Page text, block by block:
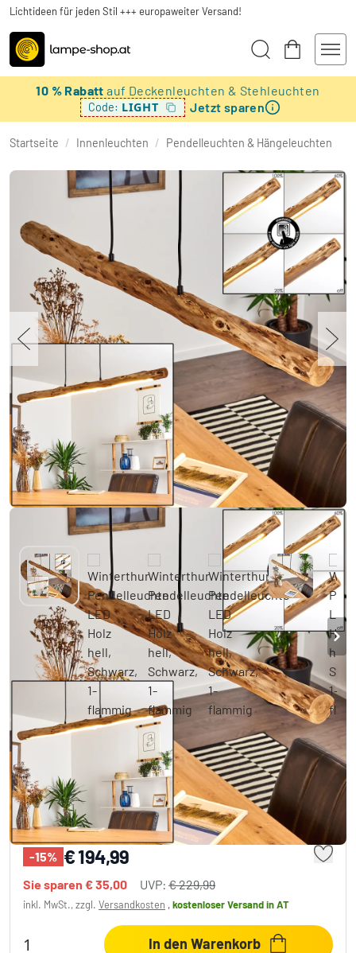
Lichtideen für jeden Stil +++ europaweiter Versand!
10 % Rabattauf Deckenleuchten & Stehleuchten
Code: LIGHT Jetzt sparen
Startseite / Innenleuchten / Pendelleuchten & Hängeleuchten
Winterthur Pendelleuchte LED Holz hell,
Schwarz, 1-flammig
5 Bewertungen
-15% € 194,99
Sie sparen € 35,00 UVP: € 229,99
inkl. MwSt., zzgl. Versandkosten ,kostenloser Versandin AT
In den Warenkorb